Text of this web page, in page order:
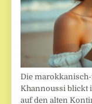
Die
Khannoussi blickt
auf den alten